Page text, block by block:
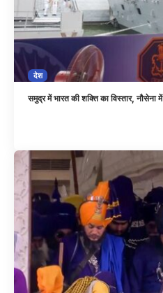
देश
समुद्र में भारत की शक्ति का विस्तार, नौसेना